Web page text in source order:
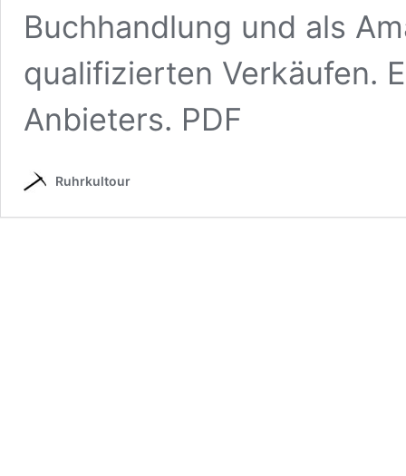
Buchhandlung und als
qualifizierten Verkäufen.
Anbieters. PDF
Ruhrkultour